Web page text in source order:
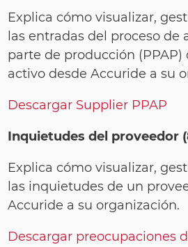
Explica cómo visualizar,
las entradas del proceso de
parte de producción
activo desde Accuride a su
Descargar Supplier PPAP
Inquietudes del proveedor
Explica cómo visualizar,
las inquietudes de un
Accuride a su organización.
Descargar preocupaciones